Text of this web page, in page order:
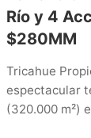
Río y 4
$280MM
Tricahue
espectacular
(320.000 m²)